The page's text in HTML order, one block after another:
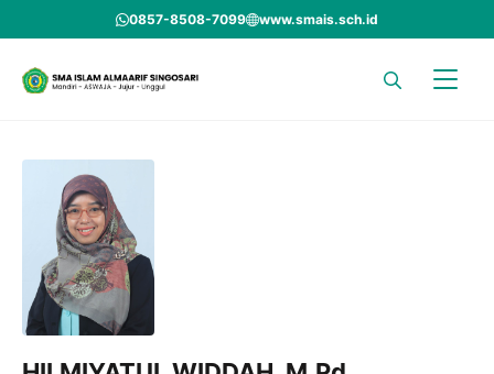
to
content
0857-8508-7099 www.smais.sch.id